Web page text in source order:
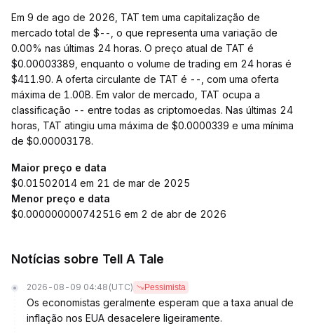
Em 9 de ago de 2026, TAT tem uma capitalização de
mercado total de $--, o que representa uma variação de
0.00% nas últimas 24 horas. O preço atual de TAT é
$0.00003389, enquanto o volume de trading em 24 horas é
$411.90. A oferta circulante de TAT é --, com uma oferta
máxima de 1.00B. Em valor de mercado, TAT ocupa a
classificação -- entre todas as criptomoedas. Nas últimas 24
horas, TAT atingiu uma máxima de $0.0000339 e uma mínima
de $0.00003178.
Maior preço e data
$0.01502014 em 21 de mar de 2025
Menor preço e data
$0.000000000742516 em 2 de abr de 2026
Notícias sobre Tell A Tale
2026-08-09 04:48 (UTC) Pessimista
Os economistas geralmente esperam que a taxa anual de
inflação nos EUA desacelere ligeiramente.